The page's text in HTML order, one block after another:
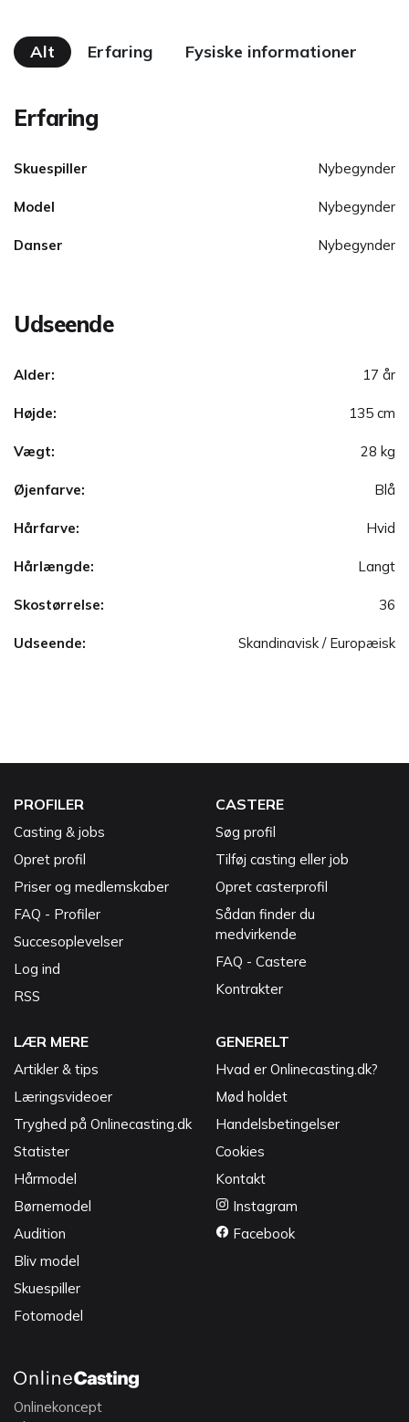
Alt Erfaring Fysiske informationer
Erfaring
Skuespiller Nybegynder
Model Nybegynder
Danser Nybegynder
Udseende
Alder: 17 år
Højde: 135 cm
Vægt: 28 kg
Øjenfarve: Blå
Hårfarve: Hvid
Hårlængde: Langt
Skostørrelse: 36
Udseende: Skandinavisk / Europæisk
PROFILER
Casting & jobs
Opret profil
Priser og medlemskaber
FAQ - Profiler
Succesoplevelser
Log ind
RSS
CASTERE
Søg profil
Tilføj casting eller job
Opret casterprofil
Sådan finder du
medvirkende
FAQ - Castere
Kontrakter
LÆR MERE
Artikler & tips
Læringsvideoer
Tryghed på Onlinecasting.dk
Statister
Hårmodel
Børnemodel
Audition
Bliv model
Skuespiller
Fotomodel
GENERELT
Hvad er Onlinecasting.dk?
Mød holdet
Handelsbetingelser
Cookies
Kontakt
Instagram
Facebook
Onlinekoncept